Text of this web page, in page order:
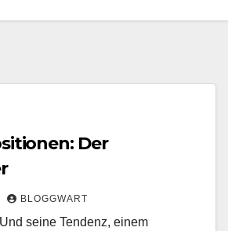
Der
BLOGGWART
seine Tendenz, einem